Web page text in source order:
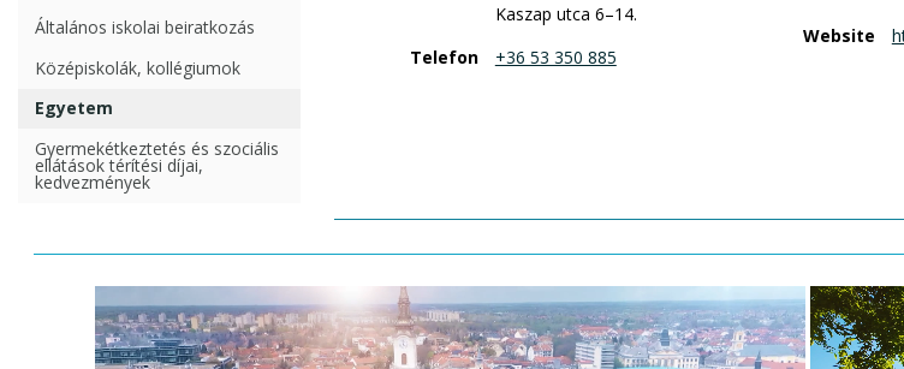
Általános iskolai beiratkozás
Középiskolák, kollégiumok
Egyetem
Gyermekétkeztetés és szociális
ellátások térítési díjai,
kedvezmények
Kaszap utca 6–14.
Telefon
+36 53 350 885
Website